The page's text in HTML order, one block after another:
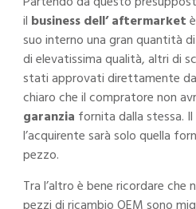
il business dell’ aftermarket
suo interno una gran quantità
di elevatissima qualità, altri di
stati approvati direttamente
chiaro che il compratore non
garanzia fornita dalla stessa.
l’acquirente sarà solo quella
pezzo.
Tra l’altro è bene ricordare che